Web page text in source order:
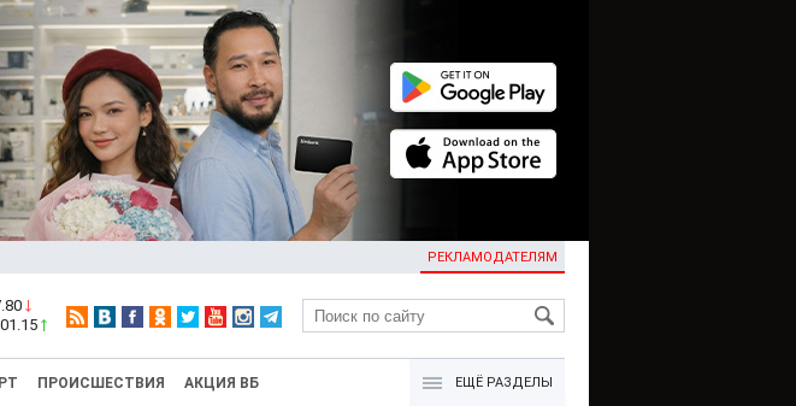
РЕКЛАМОДАТЕЛЯМ
KG
ПРОИСШЕСТВИЯ АКЦИЯ ВБ ЕЩЁ РАЗДЕЛЫ